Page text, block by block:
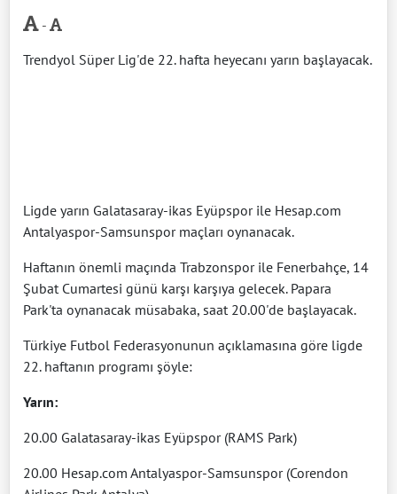
-
Trendyol Süper Lig'de 22. hafta heyecanı yarın başlayacak.
Ligde yarın Galatasaray-ikas Eyüpspor ile Hesap.com
Antalyaspor-Samsunspor maçları oynanacak.
Haftanın önemli maçında Trabzonspor ile Fenerbahçe, 14
Şubat Cumartesi günü karşı karşıya gelecek. Papara
Park'ta oynanacak müsabaka, saat 20.00'de başlayacak.
Türkiye Futbol Federasyonunun açıklamasına göre ligde
22. haftanın programı şöyle:
Yarın:
20.00 Galatasaray-ikas Eyüpspor (RAMS Park)
20.00 Hesap.com Antalyaspor-Samsunspor (Corendon